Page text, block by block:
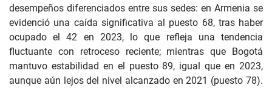
desempeños diferenciados entre sus sedes: en Armenia se
evidenció una caída significativa al puesto 68, tras haber
ocupado el 42 en 2023, lo que refleja una tendencia
fluctuante con retroceso reciente; mientras que Bogotá
mantuvo estabilidad en el puesto 89, igual que en 2023,
aunque aún lejos del nivel alcanzado en 2021 (puesto 78).